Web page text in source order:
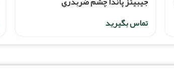
تماس بگیرید